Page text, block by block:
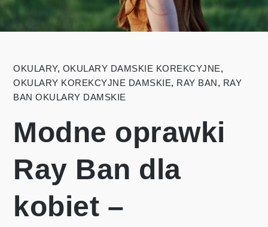
OKULARY, OKULARY DAMSKIE KOREKCYJNE,
OKULARY KOREKCYJNE DAMSKIE, RAY BAN, RAY
BAN OKULARY DAMSKIE
Modne oprawki
Ray Ban dla
kobiet –